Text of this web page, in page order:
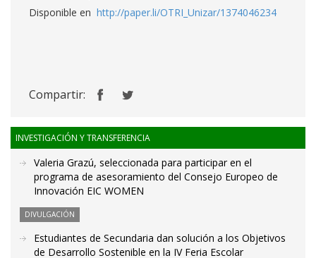
Disponible en http://paper.li/OTRI_Unizar/1374046234
Compartir:
INVESTIGACIÓN Y TRANSFERENCIA
Valeria Grazú, seleccionada para participar en el
programa de asesoramiento del Consejo Europeo de
Innovación EIC WOMEN
DIVULGACIÓN
Estudiantes de Secundaria dan solución a los Objetivos
de Desarrollo Sostenible en la IV Feria Escolar